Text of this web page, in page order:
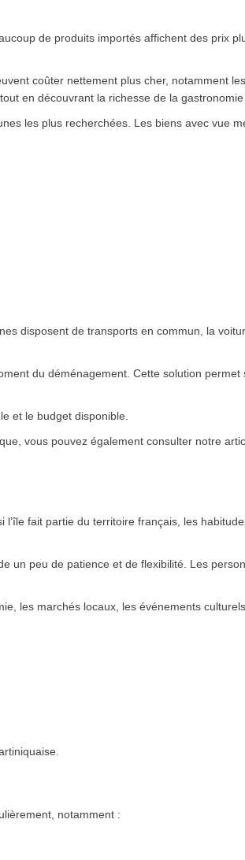
de produits importés affichent des prix
coûter nettement plus cher, notamment
en découvrant la richesse de la gastronomie
les plus recherchées. Les biens avec vue
disposent de transports en commun, la
du déménagement. Cette solution permet
et le budget disponible.
vous pouvez également consulter notre
fait partie du territoire français, les
un peu de patience et de flexibilité. Les
les marchés locaux, les événements
notamment :